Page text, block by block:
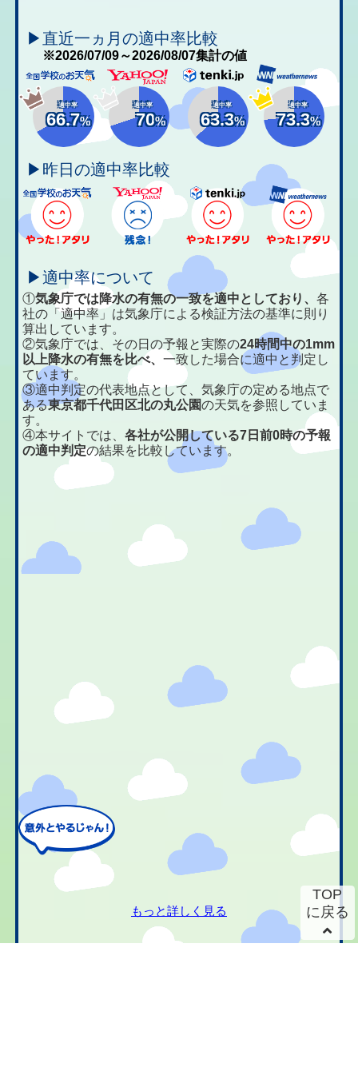
▶直近一ヵ月の適中率比較
※2026/07/09～2026/08/07集計の値
適中率
66.7%
適中率
70%
適中率
63.3%
適中率
73.3%
▶昨日の適中率比較
▶適中率について
①気象庁では降水の有無の一致を適中としており、各
社の「適中率」は気象庁による検証方法の基準に則り
算出しています。
②気象庁では、その日の予報と実際の24時間中の1mm
以上降水の有無を比べ、一致した場合に適中と判定し
ています。
③適中判定の代表地点として、気象庁の定める地点で
ある東京都千代田区北の丸公園の天気を参照していま
す。
④本サイトでは、各社が公開している7日前0時の予報
の適中判定の結果を比較しています。
もっと詳しく見る
TOP
に戻る